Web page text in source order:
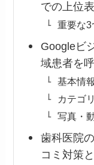
での上位
重要な
Googleビ
域患者を
基本情
カテゴ
写真・
歯科医院
コミ対策